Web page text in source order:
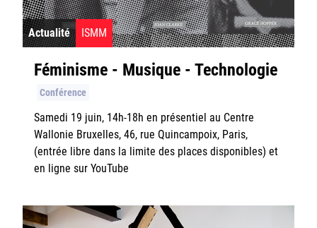
Actualité ISMM
Féminisme - Musique - Technologie
Conférence
Samedi 19 juin, 14h-18h en présentiel au Centre
Wallonie Bruxelles, 46, rue Quincampoix, Paris,
(entrée libre dans la limite des places disponibles) et
en ligne sur YouTube